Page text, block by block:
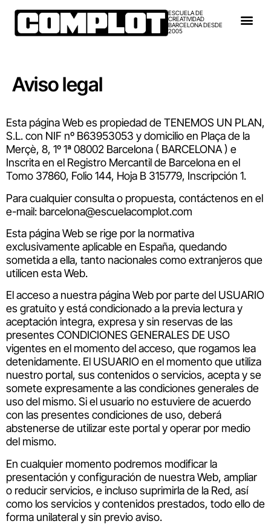
ESCUELA DE
CREATIVIDAD
BARCELONA DESDE
2005
Aviso legal
Esta página Web es propiedad de TENEMOS UN PLAN,
S.L. con NIF nº B63953053 y domicilio en Plaça de la
Merçè, 8, 1º 1ª 08002 Barcelona ( BARCELONA ) e
Inscrita en el Registro Mercantil de Barcelona en el
Tomo 37860, Folio 144, Hoja B 315779, Inscripción 1.
Para cualquier consulta o propuesta, contáctenos en el
e-mail: barcelona@escuelacomplot.com
Esta página Web se rige por la normativa
exclusivamente aplicable en España, quedando
sometida a ella, tanto nacionales como extranjeros que
utilicen esta Web.
El acceso a nuestra página Web por parte del USUARIO
es gratuito y está condicionado a la previa lectura y
aceptación integra, expresa y sin reservas de las
presentes CONDICIONES GENERALES DE USO
vigentes en el momento del acceso, que rogamos lea
detenidamente. El USUARIO en el momento que utiliza
nuestro portal, sus contenidos o servicios, acepta y se
somete expresamente a las condiciones generales de
uso del mismo. Si el usuario no estuviere de acuerdo
con las presentes condiciones de uso, deberá
abstenerse de utilizar este portal y operar por medio
del mismo.
En cualquier momento podremos modificar la
presentación y configuración de nuestra Web, ampliar
o reducir servicios, e incluso suprimirla de la Red, así
como los servicios y contenidos prestados, todo ello de
forma unilateral y sin previo aviso.